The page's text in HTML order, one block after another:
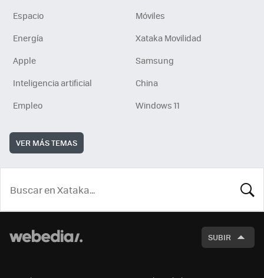
Espacio
Móviles
Energía
Xataka Movilidad
Apple
Samsung
Inteligencia artificial
China
Empleo
Windows 11
VER MÁS TEMAS
SUBIR